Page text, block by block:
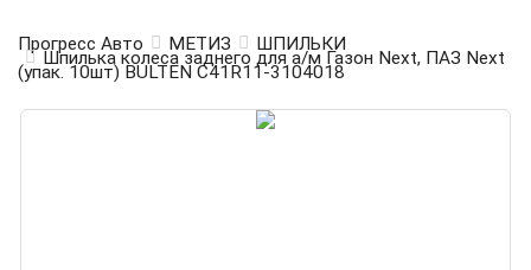
Прогресс Авто МЕТИЗ ШПИЛЬКИ
Шпилька колеса заднего для а/м Газон Next, ПАЗ Next
(упак. 10шт) BULTEN С41R11-3104018